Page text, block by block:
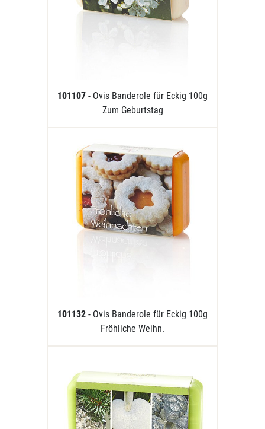
101107 - Ovis Banderole für Eckig 100g
Zum Geburtstag
101132 - Ovis Banderole für Eckig 100g
Fröhliche Weihn.